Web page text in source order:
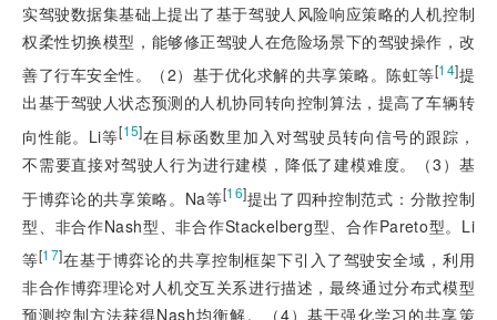
实驾驶数据集基础上提出了基于驾驶人风险响应策略的人机控制
权柔性切换模型，能够修正驾驶人在危险场景下的驾驶操作，改
善了行车安全性。（2）基于优化求解的共享策略。陈虹等[14]提
出基于驾驶人状态预测的人机协同转向控制算法，提高了车辆转
向性能。Li等[15]在目标函数里加入对驾驶员转向信号的跟踪，
不需要直接对驾驶人行为进行建模，降低了建模难度。（3）基
于博弈论的共享策略。Na等[16]提出了四种控制范式：分散控制
型、非合作Nash型、非合作Stackelberg型、合作Pareto型。Li
等[17]在基于博弈论的共享控制框架下引入了驾驶安全域，利用
非合作博弈理论对人机交互关系进行描述，最终通过分布式模型
预测控制方法获得Nash均衡解。（4）基于强化学习的共享策